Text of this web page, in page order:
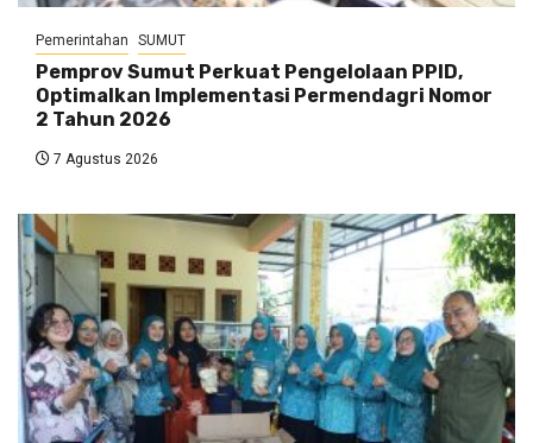
Pemerintahan SUMUT
Pemprov Sumut Perkuat Pengelolaan PPID,
Optimalkan Implementasi Permendagri Nomor
2 Tahun 2026
7 Agustus 2026